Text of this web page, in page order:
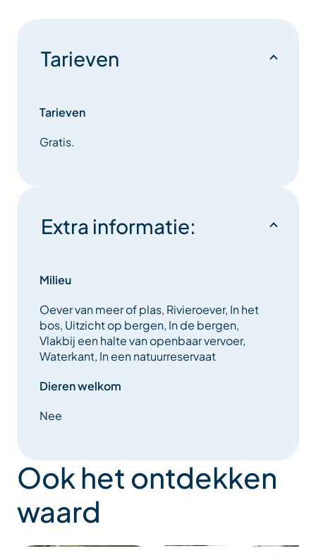
Tarieven
Tarieven
Gratis.
Extra informatie:
Milieu
Oever van meer of plas, Rivieroever, In het
bos, Uitzicht op bergen, In de bergen,
Vlakbij een halte van openbaar vervoer,
Waterkant, In een natuurreservaat
Dieren welkom
Nee
Ook het ontdekken
waard